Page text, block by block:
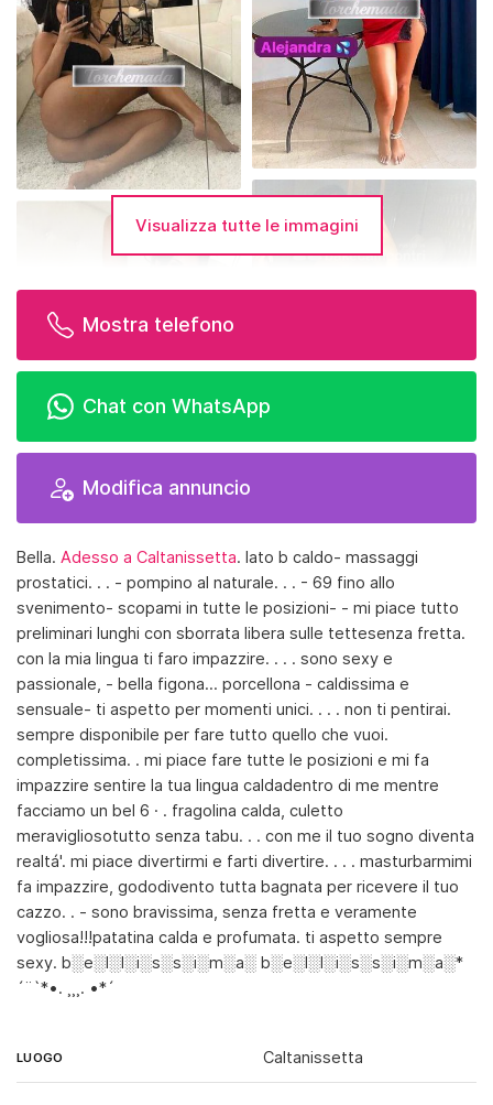
Visualizza tutte le immagini
Mostra telefono
Chat con WhatsApp
Modifica annuncio
Bella. Adesso a Caltanissetta. lato b caldo- massaggi
prostatici. . . - pompino al naturale. . . - 69 fino allo
svenimento- scopami in tutte le posizioni- - mi piace tutto
preliminari lunghi con sborrata libera sulle tettesenza fretta.
con la mia lingua ti faro impazzire. . . . sono sexy e
passionale, - bella figona… porcellona - caldissima e
sensuale- ti aspetto per momenti unici. . . . non ti pentirai.
sempre disponibile per fare tutto quello che vuoi.
completissima. . mi piace fare tutte le posizioni e mi fa
impazzire sentire la tua lingua caldadentro di me mentre
facciamo un bel 6 · . fragolina calda, culetto
meravigliosotutto senza tabu. . . con me il tuo sogno diventa
realtá'. mi piace divertirmi e farti divertire. . . . masturbarmimi
fa impazzire, gododivento tutta bagnata per ricevere il tuo
cazzo. . - sono bravissima, senza fretta e veramente
vogliosa!!!patatina calda e profumata. ti aspetto sempre
sexy. b░e░l░l░i░s░s░i░m░a░ b░e░l░l░i░s░s░i░m░a░*
´¨`*•. ¸¸¸. •*´
LUOGO Caltanissetta